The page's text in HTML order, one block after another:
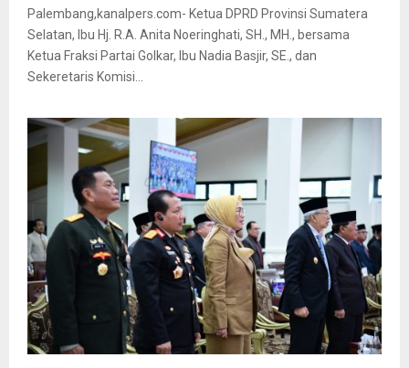
Palembang,kanalpers.com- Ketua DPRD Provinsi Sumatera
Selatan, Ibu Hj. R.A. Anita Noeringhati, SH., MH., bersama
Ketua Fraksi Partai Golkar, Ibu Nadia Basjir, SE., dan
Sekeretaris Komisi...